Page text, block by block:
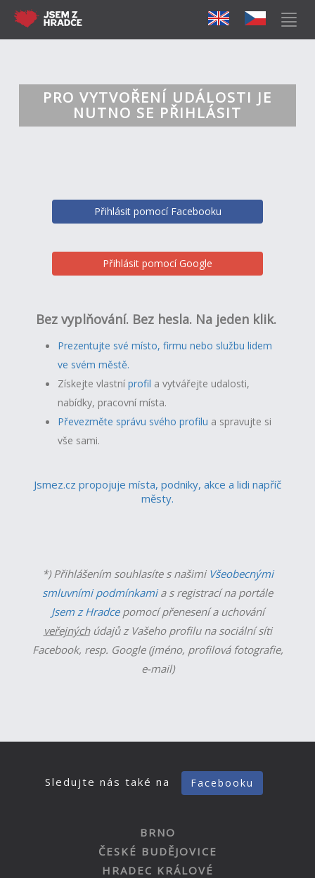
PRO VYTVOŘENÍ UDÁLOSTI JE
NUTNO SE PŘIHLÁSIT
Přihlásit pomocí Facebooku
Přihlásit pomocí Google
Bez vyplňování. Bez hesla. Na jeden klik.
Prezentujte své místo, firmu nebo službu lidem
ve svém městě.
Získejte vlastníprofil a vytvářejte udalosti,
nabídky, pracovní místa.
Převezměte správu svého profilu a spravujte si
vše sami.
Jsmez.cz propojuje místa, podniky, akce a lidi napříč
městy.
*) Přihlášením souhlasíte s našimi Všeobecnými
smluvními podmínkamia s registrací na portále
Jsem z Hradcepomocí přenesení a uchování
veřejnýchúdajů z Vašeho profilu na sociální síti
Facebook, resp. Google (jméno, profilová fotografie,
e-mail)
Sledujte nás také na Facebooku
BRNO
ČESKÉ BUDĚJOVICE
HRADEC KRÁLOVÉ